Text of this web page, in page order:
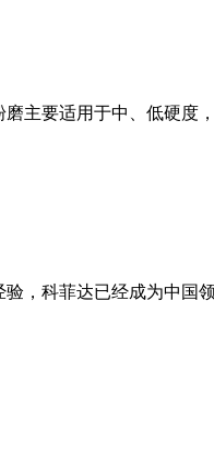
主要适用于中、低硬
，科菲达已经成为中